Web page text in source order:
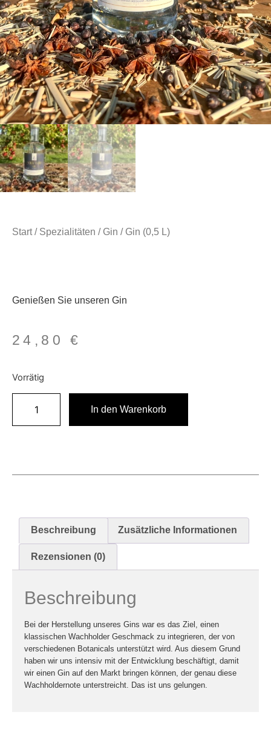
Start/ Spezialitäten / Gin / Gin (0,5 L)
Genießen Sie unseren Gin
24,80€
Vorrätig
In den Warenkorb
Beschreibung Zusätzliche Informationen
Rezensionen (0)
Beschreibung
Bei der Herstellung unseres Gins war es das Ziel, einen
klassischen Wachholder Geschmack zu integrieren, der von
verschiedenen Botanicals unterstützt wird. Aus diesem Grund
haben wir uns intensiv mit der Entwicklung beschäftigt, damit
wir einen Gin auf den Markt bringen können, der genau diese
Wachholdernote unterstreicht. Das ist uns gelungen.